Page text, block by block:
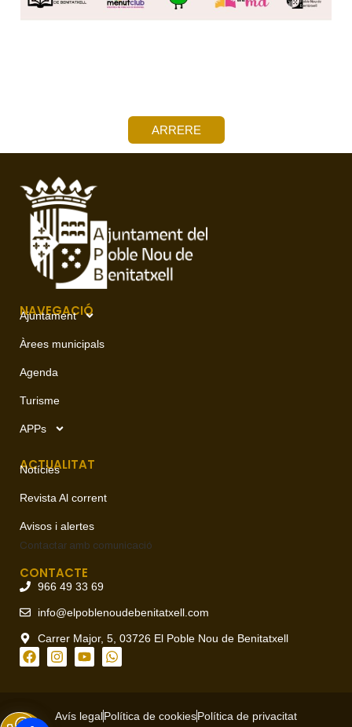
ARRERE
NAVEGACIÓ
Ajuntament
Àrees municipals
Agenda
Turisme
APPs
ACTUALITAT
Notícies
Revista Al corrent
Avisos i alertes
Contactar amb comunicació
CONTACTE
966 49 33 69
info@elpoblenoudebenitatxell.com
Carrer Major, 5, 03726 El Poble Nou de Benitatxell
Avís legalPolítica de cookiesPolítica de privacitat